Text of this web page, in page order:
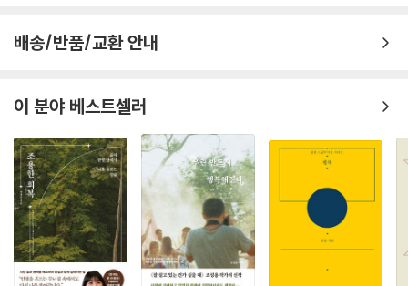
에게 선물한다. 또 조가비에 예쁜 스티커를 붙이기도 하고 성서 말씀을 쓴
종이를 조가비 안에 붙여 선물하기도 한다. 조가비를 줍는 마음으로 오늘
도 내 일상의 해변에서 숨은 보물을 찾아내리라. _131쪽, 〈조가비〉에서
하트 시계를 보며 시간을 생각해본다. 오늘을 살아간다는 건 결국 순간 속
영원을 호흡하는 것이다. 언젠가 지상의 여정을 마쳐야 함을 시시로 절감
하며 겸손해지는 것이다. 유한한 인간은 무한한 사랑을 향해 걸어가는 순
례자다. _181쪽, 〈장영희 교수의 시계〉에서
은 이것이다. “우리에게 소중한 것은 무엇일까.”(8쪽)
어쩌면 우리가 잊은 소중한 것들의 목록
책의 차례는 혹 우리가 놓쳐버린 소중한 것들을 되짚는다. 일일이 나열하
면 셀 수 없기에 추려서 총 5부에 나누어 담았다. 책의 사진은 2022년 11월
부터 2024년 4월까지 정멜멜 작가가 이해인 수녀와 동행하며 찍었다.
1부 〈글방의 따사로움〉은 1997년 가을 처음 문을 연 뒤 지금까지 열 평짜
리 해인글방에서 하루를 보내는 이해인 수녀가 만난 사람들의 사연, 글방
에 자리한 사물들의 사연을 풀어놓는다. 그는 자신을 “기쁨 발견 연구
배송/반품/교환 안내
이 분야 베스트셀러